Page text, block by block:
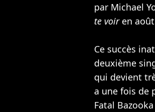
par Michael
te voiren août
Ce succès
deuxième
qui devient
a une fois de
Fatal Bazooka